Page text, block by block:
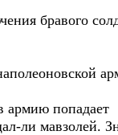
бравого
армию попадает
ли мавзолей.